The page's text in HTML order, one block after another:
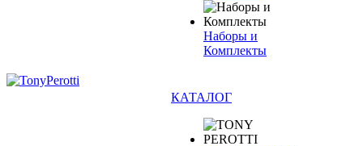
Наборы и
Комплекты
КАТАЛОГ